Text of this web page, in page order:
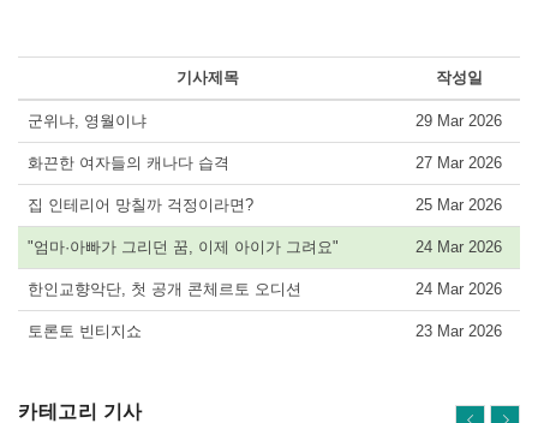
기사제목 작성일
군위냐, 영월이냐 29 Mar 2026
화끈한 여자들의 캐나다 습격 27 Mar 2026
집 인테리어 망칠까 걱정이라면? 25 Mar 2026
"엄마·아빠가 그리던 꿈, 이제 아이가 그려요" 24 Mar 2026
한인교향악단, 첫 공개 콘체르토 오디션 24 Mar 2026
토론토 빈티지쇼 23 Mar 2026
카테고리 기사